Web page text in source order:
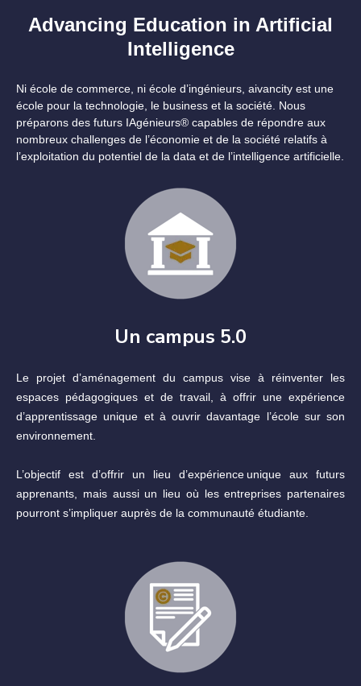
Advancing Education in Artificial
Intelligence
Ni école de commerce, ni école d’ingénieurs, aivancity est une
école pour la technologie, le business et la société. Nous
préparons des futurs IAgénieurs® capables de répondre aux
nombreux challenges de l’économie et de la société relatifs à
l’exploitation du potentiel de la data et de l’intelligence artificielle.
Un campus 5.0
Le projet d’aménagement du campus vise à réinventer les
espaces pédagogiques et de travail, à offrir une expérience
d’apprentissage unique et à ouvrir davantage l’école sur son
environnement.
L’objectif est d’offrir un lieu d’expérience unique aux futurs
apprenants, mais aussi un lieu où les entreprises partenaires
pourront s’impliquer auprès de la communauté étudiante.